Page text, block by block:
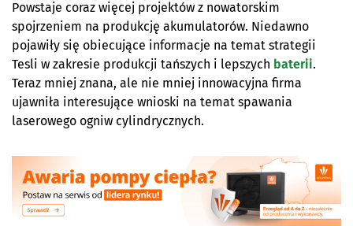
Powstaje coraz więcej projektów z nowatorskim
spojrzeniem na produkcję akumulatorów. Niedawno
pojawiły się obiecujące informacje na temat strategii
Tesli w zakresie produkcji tańszych i lepszych baterii.
Teraz mniej znana, ale nie mniej innowacyjna firma
ujawniła interesujące wnioski na temat spawania
laserowego ogniw cylindrycznych.